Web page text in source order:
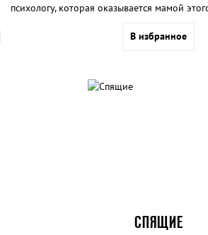
психологу, которая оказывается мамой
прошлое.
В избранное
СПЯЩИЕ